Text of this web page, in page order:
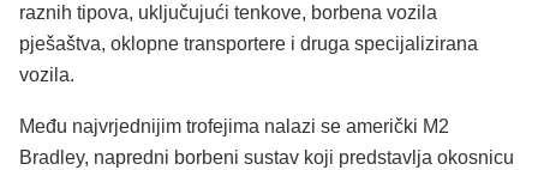
raznih tipova, uključujući tenkove, borbena vozila
pješaštva, oklopne transportere i druga specijalizirana
vozila.
Među najvrjednijim trofejima nalazi se američki M2
Bradley, napredni borbeni sustav koji predstavlja okosnicu